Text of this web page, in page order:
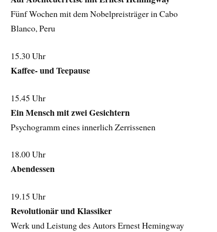
Fünf Wochen mit dem Nobelpreisträger in Cabo
Blanco, Peru
15.30 Uhr
Kaffee- und Teepause
15.45 Uhr
Ein Mensch mit zwei Gesichtern
Psychogramm eines innerlich Zerrissenen
18.00 Uhr
Abendessen
19.15 Uhr
Revolutionär und Klassiker
Werk und Leistung des Autors Ernest Hemingway